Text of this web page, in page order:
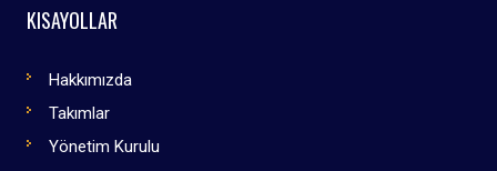
KISAYOLLAR
Hakkımızda
Takımlar
Yönetim Kurulu